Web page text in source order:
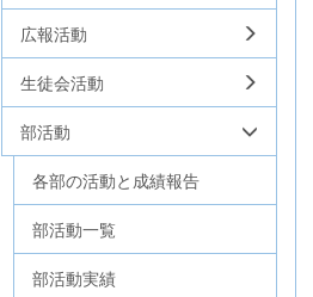
広報活動
生徒会活動
部活動
各部の活動と成績報告
部活動一覧
部活動実績